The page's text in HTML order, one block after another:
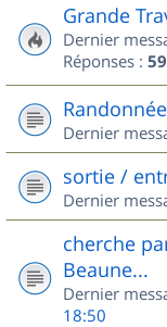
Grande
Dernier
Réponses : 59
Dernier
sortie /
Dernier
cherche
Beaune...
Dernier
18:50